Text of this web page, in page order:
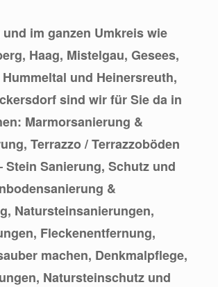
im ganzen Umkreis wie
Haag, Mistelgau, Gesees,
und Heinersreuth,
sind wir für Sie da in
Marmorsanierung &
Terrazzo / Terrazzoböden
Stein Sanierung, Schutz und
&
Natursteinsanierungen,
Fleckenentfernung,
machen, Denkmalpflege,
Natursteinschutz und